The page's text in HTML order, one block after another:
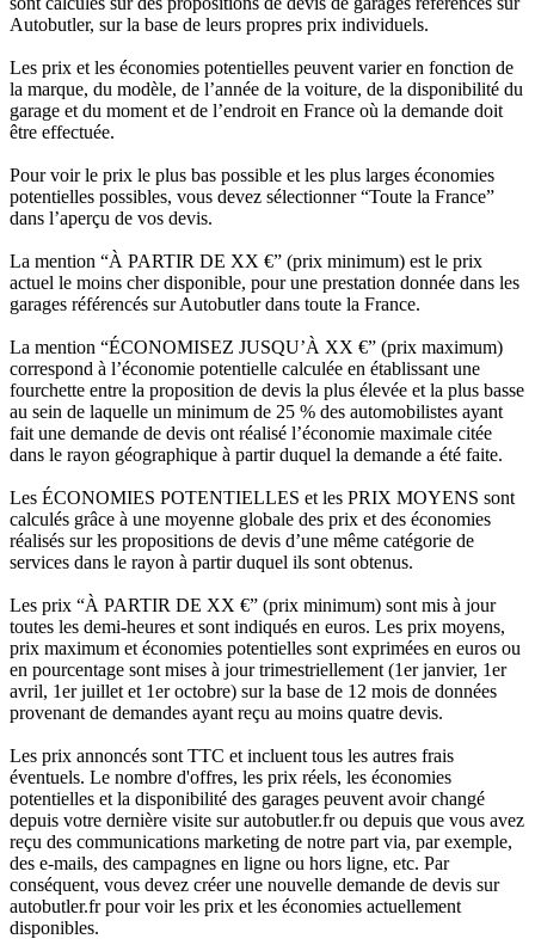
Autobutler, sur la base de leurs propres prix individuels.
Les prix et les économies potentielles peuvent varier en fonction de
la marque, du modèle, de l’année de la voiture, de la disponibilité du
garage et du moment et de l’endroit en France où la demande doit
être effectuée.
Pour voir le prix le plus bas possible et les plus larges économies
potentielles possibles, vous devez sélectionner “Toute la France”
dans l’aperçu de vos devis.
La mention “À PARTIR DE XX €” (prix minimum) est le prix
actuel le moins cher disponible, pour une prestation donnée dans les
garages référencés sur Autobutler dans toute la France.
La mention “ÉCONOMISEZ JUSQU’À XX €” (prix maximum)
correspond à l’économie potentielle calculée en établissant une
fourchette entre la proposition de devis la plus élevée et la plus basse
au sein de laquelle un minimum de 25 % des automobilistes ayant
fait une demande de devis ont réalisé l’économie maximale citée
dans le rayon géographique à partir duquel la demande a été faite.
Les ÉCONOMIES POTENTIELLES et les PRIX MOYENS sont
calculés grâce à une moyenne globale des prix et des économies
réalisés sur les propositions de devis d’une même catégorie de
services dans le rayon à partir duquel ils sont obtenus.
Les prix “À PARTIR DE XX €” (prix minimum) sont mis à jour
toutes les demi-heures et sont indiqués en euros. Les prix moyens,
prix maximum et économies potentielles sont exprimées en euros ou
en pourcentage sont mises à jour trimestriellement (1er janvier, 1er
avril, 1er juillet et 1er octobre) sur la base de 12 mois de données
provenant de demandes ayant reçu au moins quatre devis.
Les prix annoncés sont TTC et incluent tous les autres frais
éventuels. Le nombre d'offres, les prix réels, les économies
potentielles et la disponibilité des garages peuvent avoir changé
depuis votre dernière visite sur autobutler.fr ou depuis que vous avez
reçu des communications marketing de notre part via, par exemple,
des e-mails, des campagnes en ligne ou hors ligne, etc. Par
conséquent, vous devez créer une nouvelle demande de devis sur
autobutler.fr pour voir les prix et les économies actuellement
disponibles.